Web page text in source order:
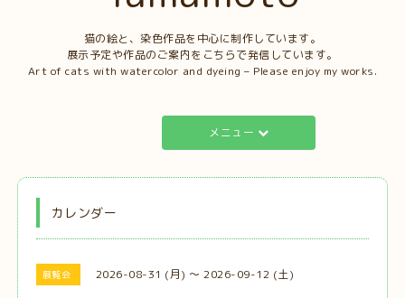
猫の絵と、染色作品を中心に制作しています。
展示予定や作品のご案内をこちらで発信しています。
Art of cats with watercolor and dyeing – Please enjoy my works.
メニュー
カレンダー
展覧会 2026-08-31 (月) ～ 2026-09-12 (土)